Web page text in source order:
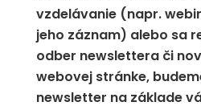
vzdelávanie (napr.
jeho záznam) alebo sa
odber newslettera či
webovej stránke,
newsletter na základe